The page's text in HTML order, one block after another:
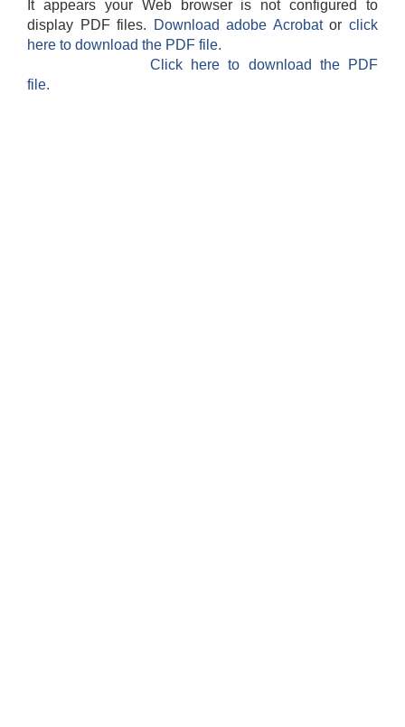
It appears your Web browser is not configured to
display PDF files.
Download adobe Acrobatorclick
here to download the PDF file.
Click here to download the PDF
file.